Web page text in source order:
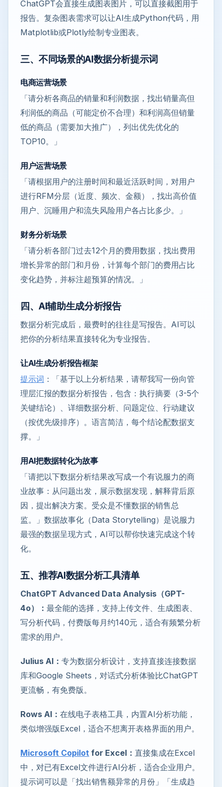
ChatGPT会直接生成图表图片，可以直接截图用于
报告。复杂图表需求可以让AI生成Python代码，用
Matplotlib或Plotly绘制专业图表。
三、不同场景的AI数据分析提示词
电商运营场景
「请分析各商品的销量和利润数据，找出销量高但
利润低的商品（可能定价不合理）和利润高但销量
低的商品（需要加大推广），列出优先优化的
TOP10。」
用户运营场景
「请根据用户的注册时间和最近活跃时间，对用户
进行RFM分层（近度、频次、金额），找出高价值
用户、沉睡用户和流失风险用户各占比多少。」
财务分析场景
「请分析各部门过去12个月的费用数据，找出费用
增长异常的部门和月份，计算每个部门的费用占比
变化趋势，并标注超预算的情况。」
四、AI辅助生成分析报告
数据分析完成后，最费时的往往是写报告。AI可以
把你的分析结果直接转化为专业报告。
让AI生成分析报告框架
提示词 ：「基于以上分析结果，请帮我写一份向管
理层汇报的数据分析报告，包含：执行摘要（3-5个
关键结论）、详细数据分析、问题定位、行动建议
（按优先级排序）。语言简洁，每个结论配数据支
撑。」
用AI把数据转化为故事
「请把以下数据分析结果改写成一个有说服力的商
业故事：从问题出发，展示数据发现，解释背后原
因，提出解决方案。受众是不懂数据的销售总
监。」数据故事化（Data Storytelling）是说服力
最强的数据呈现方式，AI可以帮你快速完成这个转
化。
五、推荐AI数据分析工具清单
ChatGPT Advanced Data Analysis（GPT-
4o）： 最全能的选择，支持上传文件、生成图表、
写分析代码，付费版每月约140元，适合有频繁分析
需求的用户。
Julius AI： 专为数据分析设计，支持直接连接数据
库和Google Sheets，对话式分析体验比ChatGPT
更流畅，有免费版。
Rows AI： 在线电子表格工具，内置AI分析功能，
类似增强版Excel，适合不想离开表格界面的用户。
Microsoft Copilot for Excel： 直接集成在Excel
中，对已有Excel文件进行AI分析，适合企业用户。
提示词可以是「找出销售额异常的月份」「生成趋